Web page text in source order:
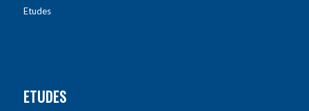
Etudes
ETUDES